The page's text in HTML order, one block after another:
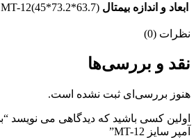
ابعاد و اندازه بیمتال MT-12(45*73.2*63.7)
نظرات (0)
نقد و بررسی‌ها
هنوز بررسی‌ای ثبت نشده است.
آمپر سایز MT-12”